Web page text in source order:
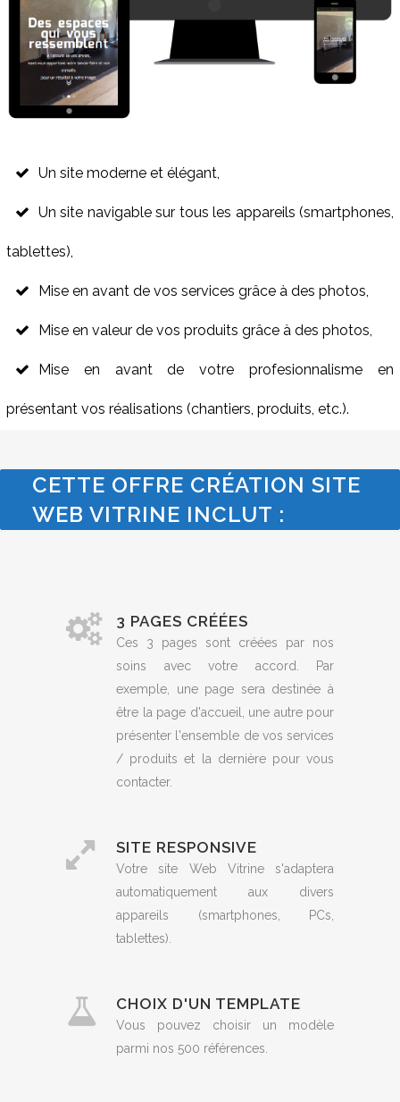
Un site moderne et élégant,
Un site navigable sur tous les appareils (smartphones,
tablettes),
Mise en avant de vos services grâce à des photos,
Mise en valeur de vos produits grâce à des photos,
Mise en avant de votre profesionnalisme en
présentant vos réalisations (chantiers, produits, etc.).
CETTE OFFRE CRÉATION SITE
WEB VITRINE INCLUT :
3 PAGES CRÉÉES
Ces 3 pages sont créées par nos
soins avec votre accord. Par
exemple, une page sera destinée à
être la page d'accueil, une autre pour
présenter l'ensemble de vos services
/ produits et la dernière pour vous
contacter.
SITE RESPONSIVE
Votre site Web Vitrine s'adaptera
automatiquement aux divers
appareils (smartphones, PCs,
tablettes).
CHOIX D'UN TEMPLATE
Vous pouvez choisir un modèle
parmi nos 500 références.